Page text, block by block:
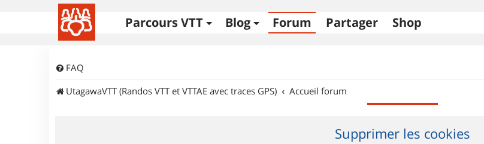
Parcours VTT Blog Forum Partager Shop
FAQ
UtagawaVTT (Randos VTT et VTTAE avec traces GPS)
Accueil forum
Supprimer les cookies